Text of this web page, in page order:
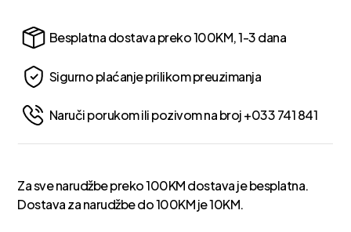
Besplatna dostava preko 100KM, 1-3 dana
Sigurno plaćanje prilikom preuzimanja
Naruči porukom ili pozivom na broj +033 741 841
Za sve narudžbe preko 100KM dostava je besplatna.
Dostava za narudžbe do 100KM je 10KM.